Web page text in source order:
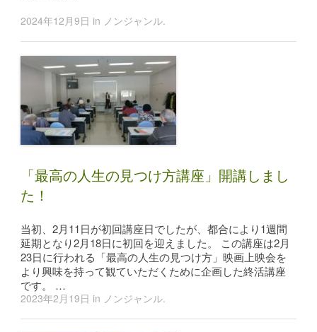
2024年12月9日 in ノンジャンル.
「最高の人生の見つけ方講座」開講しまし
た！
当初、2月11日が初回講座日でしたが、都合により1週間
延期となり2月18日に初回を迎えました。 この講座は2月
23日に行われる「最高の人生の見つけ方」映画上映会を
より興味を持って観ていただくために企画した終活講座
です。 …
2023年2月19日 in ノンジャンル.